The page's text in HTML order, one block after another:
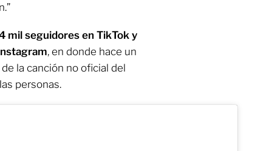
mil seguidores en TikTok y
, en donde hace un
la canción no oficial del
personas.